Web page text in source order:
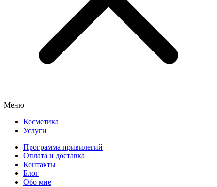
Меню
Косметика
Услуги
Программа привилегий
Оплата и доставка
Контакты
Блог
Обо мне